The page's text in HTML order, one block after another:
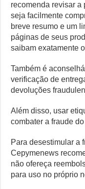
recomenda revisar
seja facilmente
breve resumo e um
páginas de seus
saibam exatamente
Também é
verificação de
devoluções
Além disso, usar
combater a fraude
Para desestimular a
Cepymenews
não ofereça
para uso no próprio